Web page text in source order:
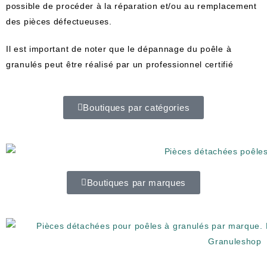
possible de procéder à la réparation et/ou au remplacement
des pièces défectueuses
Il est important de noter que le dépannage du poêle à
granulés peut être réalisé par un professionnel certifié
Boutiques par catégories
Boutiques par marques